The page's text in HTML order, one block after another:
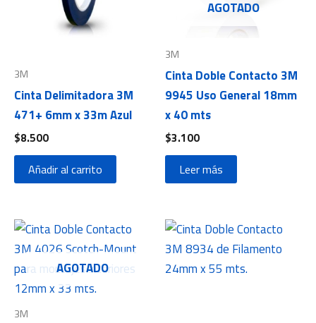
3M
Cinta Delimitadora 3M
471+ 6mm x 33m Azul
$8.500
Añadir al carrito
AGOTADO
3M
Cinta Doble Contacto 3M
9945 Uso General 18mm
x 40 mts
$3.100
Leer más
AGOTADO
3M